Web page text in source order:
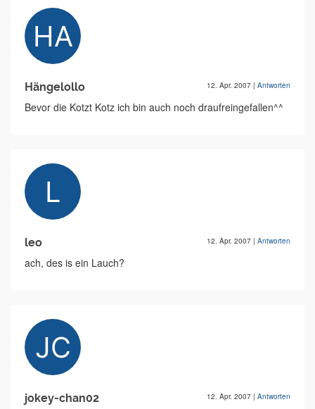
Hängelollo 12. Apr. 2007 | Antworten
Bevor die Kotzt Kotz ich bin auch noch draufreingefallen^^
leo 12. Apr. 2007 | Antworten
ach, des is ein Lauch?
jokey-chan02 12. Apr. 2007 | Antworten